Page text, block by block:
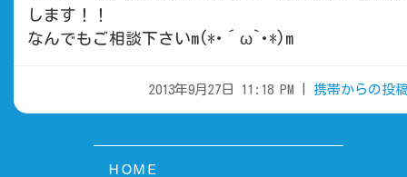
します！！
なんでもご相談下さいm(*･´ω`･*)m
2013年9月27日 11:18 PM | 携帯からの投
ＨＯＭＥ